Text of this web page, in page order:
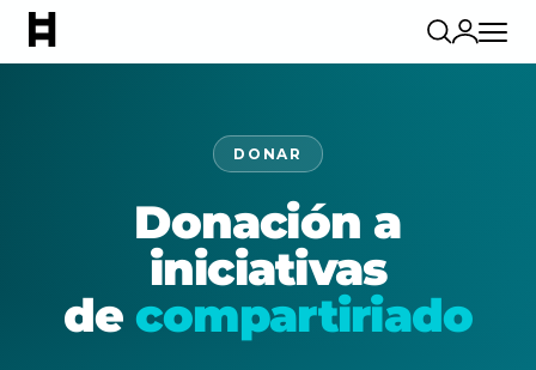
DONAR
Donación a
iniciativas
de compartiriado